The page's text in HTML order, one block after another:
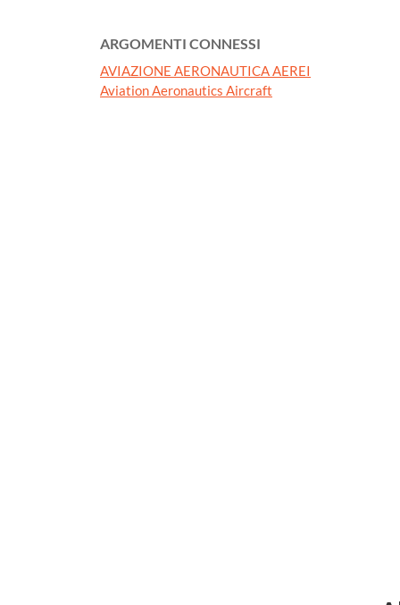
ARGOMENTI CONNESSI
AVIAZIONE AERONAUTICA AEREI
Aviation Aeronautics Aircraft